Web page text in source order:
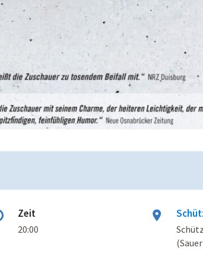
Zeit
20:00